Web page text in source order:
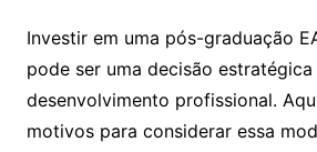
Investir em uma pós-graduação
pode ser uma decisão estratégica
desenvolvimento profissional.
motivos para considerar essa